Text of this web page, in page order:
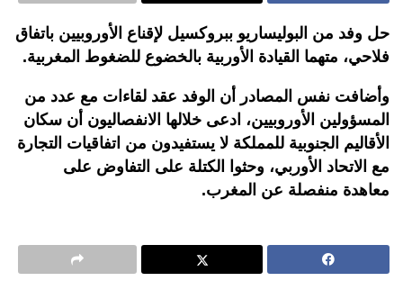
حل وفد من البوليساريو ببروكسيل لإقناع الأوروبيين باتفاق
فلاحي، متهما القيادة الأوربية بالخضوع للضغوط المغربية.
وأضافت نفس المصادر أن الوفد عقد لقاءات مع عدد من
المسؤولين الأوروبيين، ادعى خلالها الانفصاليون أن سكان
الأقاليم الجنوبية للمملكة لا يستفيدون من اتفاقيات التجارة
مع الاتحاد الأوربي، وحثوا الكتلة على التفاوض على
معاهدة منفصلة عن المغرب.